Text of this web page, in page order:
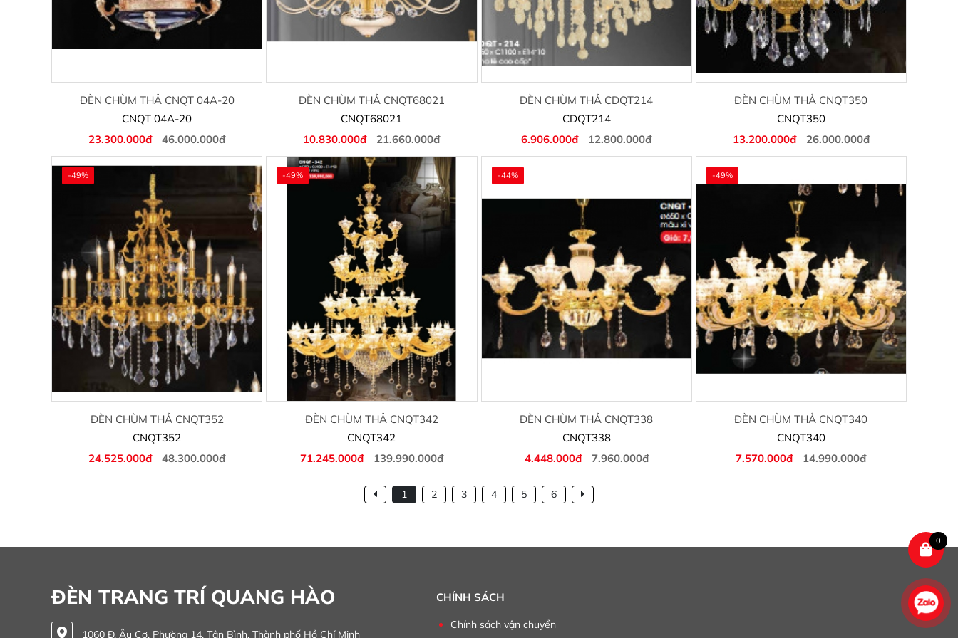
ĐÈN CHÙM THẢ CNQT 04A-20
CNQT 04A-20
23.300.000đ
46.000.000đ
ĐÈN CHÙM THẢ CNQT68021
CNQT68021
10.830.000đ
21.660.000đ
ĐÈN CHÙM THẢ CDQT214
CDQT214
6.906.000đ
12.800.000đ
ĐÈN CHÙM THẢ CNQT350
CNQT350
13.200.000đ
26.000.000đ
-49%
ĐÈN CHÙM THẢ CNQT352
CNQT352
24.525.000đ
48.300.000đ
-49%
ĐÈN CHÙM THẢ CNQT342
CNQT342
71.245.000đ
139.990.000đ
-44%
ĐÈN CHÙM THẢ CNQT338
CNQT338
4.448.000đ
7.960.000đ
-49%
ĐÈN CHÙM THẢ CNQT340
CNQT340
7.570.000đ
14.990.000đ
1 2 3 4 5 6
ĐÈN TRANG TRÍ QUANG HÀO
1060 Đ. Âu Cơ, Phường 14, Tân Bình, Thành phố Hồ Chí Minh
CHÍNH SÁCH
Chính sách vận chuyển
0